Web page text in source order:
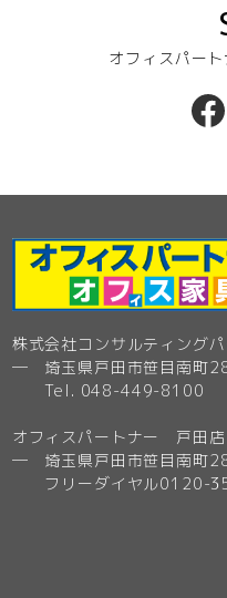
オフィスパー
株式会社コンサルティング
─ 埼玉県戸田市笹目南町
Tel. 048-449-8100
オフィスパートナー 戸田店
─ 埼玉県戸田市笹目南町
フリーダイヤル0120-